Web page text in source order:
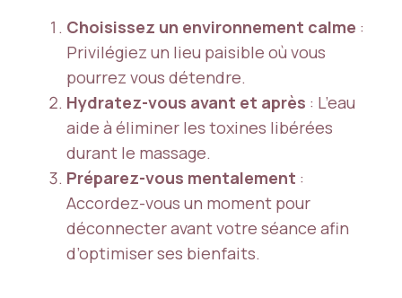
Choisissez un environnement calme :
Privilégiez un lieu paisible où vous
pourrez vous détendre.
Hydratez-vous avant et après : L’eau
aide à éliminer les toxines libérées
durant le massage.
Préparez-vous mentalement :
Accordez-vous un moment pour
déconnecter avant votre séance afin
d’optimiser ses bienfaits.